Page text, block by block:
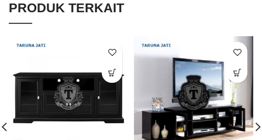
PRODUK TERKAIT